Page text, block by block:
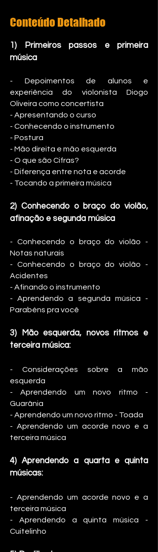
Conteúdo Detalhado
1) Primeiros passos e primeira
música
- Depoimentos de alunos e
experiência do violonista Diogo
Oliveira como concertista
- Apresentando o curso
- Conhecendo o instrumento
- Postura
- Mão direita e mão esquerda
- O que são Cifras?
- Diferença entre nota e acorde
- Tocando a primeira música
2) Conhecendo o braço do violão,
afinação e segunda música
- Conhecendo o braço do violão -
Notas naturais
- Conhecendo o braço do violão -
Acidentes
- Afinando o instrumento
- Aprendendo a segunda música -
Parabéns pra você
3) Mão esquerda, novos ritmos e
terceira música:
- Considerações sobre a mão
esquerda
- Aprendendo um novo ritmo -
Guarânia
- Aprendendo um novo ritmo - Toada
- Aprendendo um acorde novo e a
terceira música
4) Aprendendo a quarta e quinta
músicas:
- Aprendendo um acorde novo e a
terceira música
- Aprendendo a quinta música -
Cuitelinho